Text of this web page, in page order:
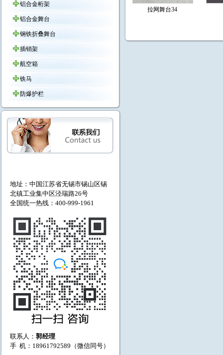
铝合金桁架
铝合金舞台
钢铁折叠舞台
插销架
航空箱
铁马
防爆护栏
地址：中国江苏省无锡市锡山区锡
北镇工业集中区泾瑞路26号
全国统一热线：400-999-1961
联系人： 郭经理
手 机：18961792589（微信同号）
拉网舞台34